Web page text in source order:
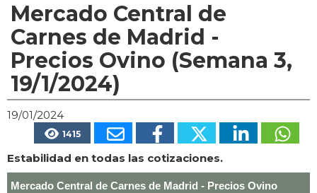
Mercado Central de
Carnes de Madrid -
Precios Ovino (Semana 3,
19/1/2024)
19/01/2024
1415
Estabilidad en todas las cotizaciones.
Mercado Central de Carnes de Madrid - Precios Ovino